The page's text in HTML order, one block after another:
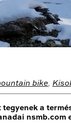
bike,
a